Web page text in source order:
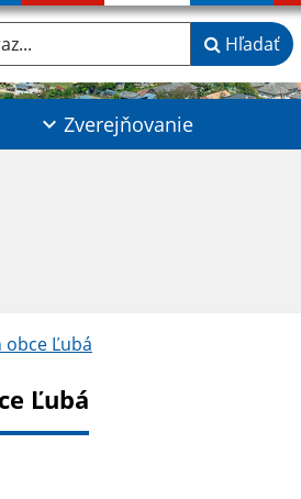
Hľadať
Zverejňovanie
obce Ľubá
Ľubá